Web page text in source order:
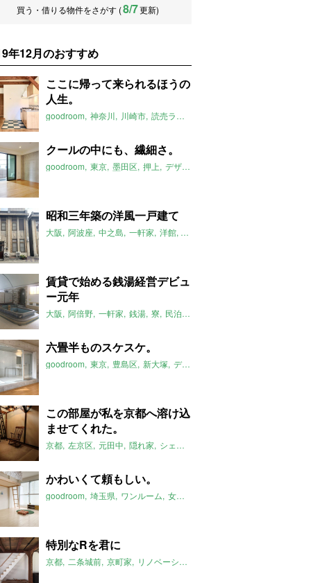
買う・借りる物件をさがす (8/7更新)
年12月のおすすめ
ここに帰って来られるほうの
人生。
goodroom 神奈川 川崎市 読売ランド前駅
クールの中にも、繊細さ。
goodroom 東京 墨田区 押上 デザイナーズ
昭和三年築の洋風一戸建て
大阪 阿波座 中之島 一軒家 洋館 家庭菜園
賃貸で始める銭湯経営デビュ
ー元年
大阪 阿倍野 一軒家 銭湯 寮 民泊 改装可能
六畳半ものスケスケ。
goodroom 東京 豊島区 新大塚 デザイナーズ
この部屋が私を京都へ溶け込
ませてくれた。
京都 左京区 元田中 隠れ家 シェアハウス
かわいくて頼もしい。
goodroom 埼玉県 ワンルーム 女性限定
特別なRを君に
京都 二条城前 京町家 リノベーション